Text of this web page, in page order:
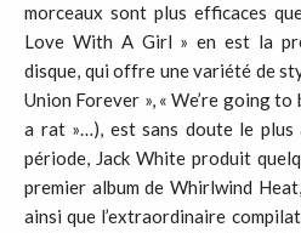
morceaux sont plus efficaces
Love With A Girl » en est la
disque, qui offre une variété de
Union Forever », « We’re going to
a rat »…), est sans doute le plus
période, Jack White produit
premier album de Whirlwind
ainsi que l’extraordinaire